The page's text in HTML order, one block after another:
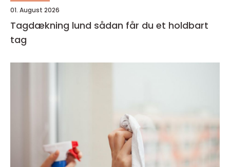
01. August 2026
Tagdækning lund sådan får du et holdbart
tag